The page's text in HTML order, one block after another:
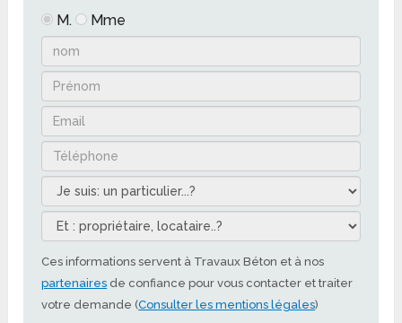
M. Mme
Ces informations servent à Travaux Béton et à nos
partenaires de confiance pour vous contacter et traiter
votre demande (Consulter les mentions légales)